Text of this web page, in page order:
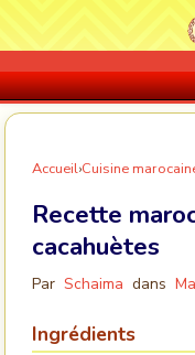
Accueil›Cuisine
Recette
cacahuètes
Par Schaima dans
Ingrédients